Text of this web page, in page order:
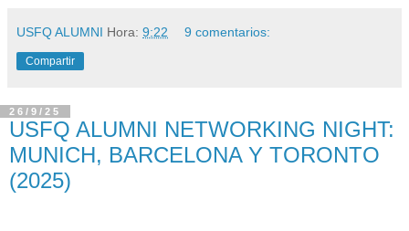
USFQ ALUMNI Hora: 9:22 9 comentarios:
Compartir
26/9/25
USFQ ALUMNI NETWORKING NIGHT:
MUNICH, BARCELONA Y TORONTO
(2025)